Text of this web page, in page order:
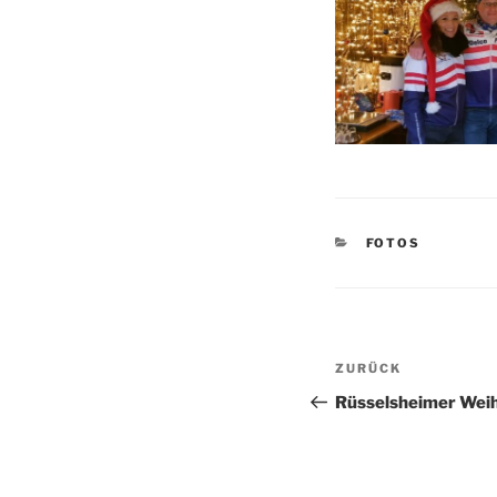
KATEGORIEN
FOTOS
Vorheriger
Beitrag
ZURÜCK
Rüsselsheimer